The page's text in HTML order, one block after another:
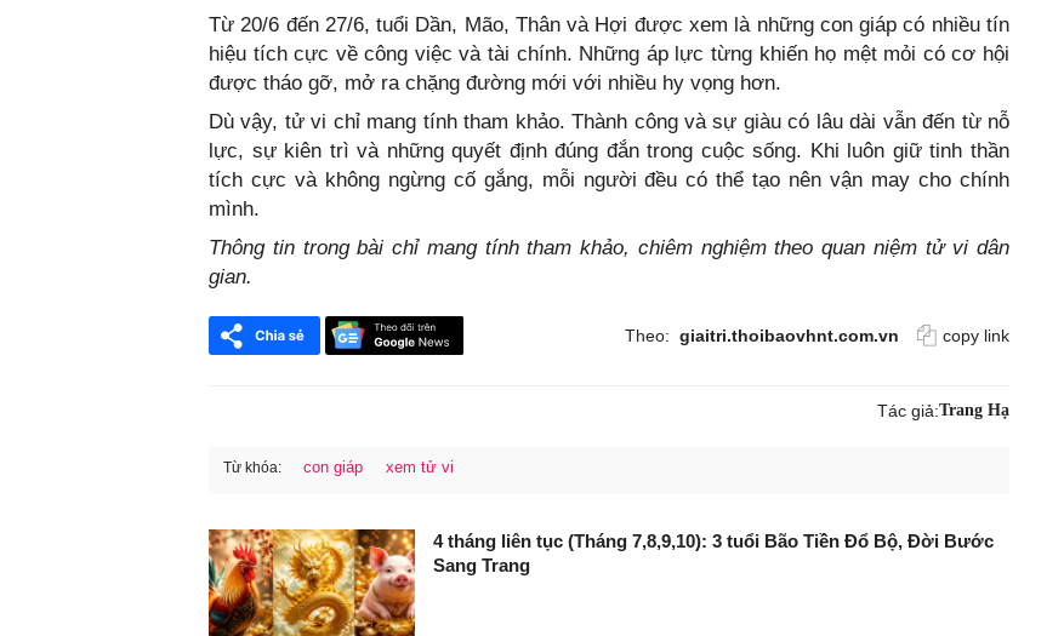
Từ 20/6 đến 27/6, tuổi Dần, Mão, Thân và Hợi được xem là những con giáp có nhiều tín
hiệu tích cực về công việc và tài chính. Những áp lực từng khiến họ mệt mỏi có cơ hội
được tháo gỡ, mở ra chặng đường mới với nhiều hy vọng hơn.
Dù vậy, tử vi chỉ mang tính tham khảo. Thành công và sự giàu có lâu dài vẫn đến từ nỗ
lực, sự kiên trì và những quyết định đúng đắn trong cuộc sống. Khi luôn giữ tinh thần
tích cực và không ngừng cố gắng, mỗi người đều có thể tạo nên vận may cho chính
mình.
Thông tin trong bài chỉ mang tính tham khảo, chiêm nghiệm theo quan niệm tử vi dân
gian.
Theo: giaitri.thoibaovhnt.com.vn copy link
Tác giả:Trang Hạ
Từ khóa: con giáp xem tử vi
4 tháng liên tục (Tháng 7,8,9,10): 3 tuổi Bão Tiền Đổ Bộ, Đời Bước
Sang Trang